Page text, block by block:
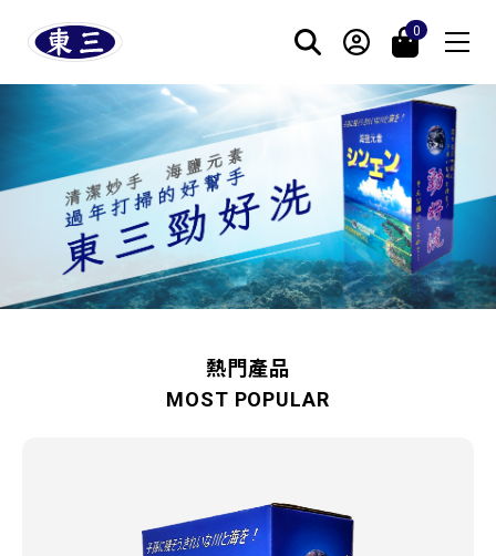
勁好洗產品使用方式
產品介紹
聯絡我們
關於我們
0
熱門產品
MOST POPULAR